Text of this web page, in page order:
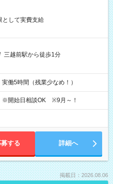
として実費支給
三越前駅から徒歩1分
働5時間（残業少なめ！）
開始日相談OK ※9月～！
募する 詳細へ
掲載日：2026.08.06